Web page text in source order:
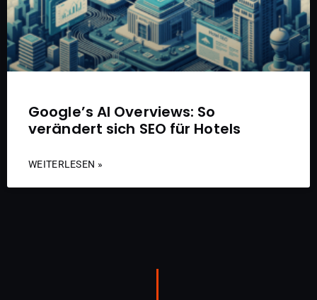
Google’s AI Overviews: So
verändert sich SEO für Hotels
WEITERLESEN »